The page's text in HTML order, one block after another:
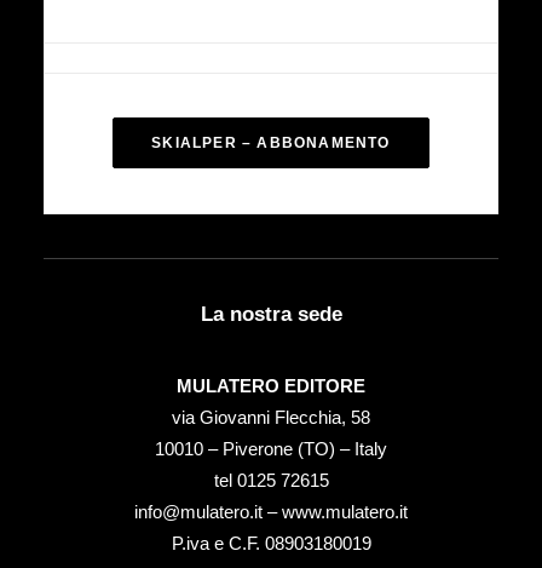
SKIALPER – ABBONAMENTO
La nostra sede
MULATERO EDITORE
via Giovanni Flecchia, 58
10010 – Piverone (TO) – Italy
tel ‭0125 72615‬
info@mulatero.it –www.mulatero.it
P.iva e C.F. 08903180019